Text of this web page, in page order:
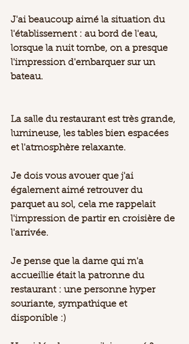
J'ai beaucoup aimé la situation du
l'établissement : au bord de l'eau,
lorsque la nuit tombe, on a presque
l'impression d'embarquer sur un
bateau.
La salle du restaurant est très grande,
lumineuse, les tables bien espacées
et l'atmosphère relaxante.
Je dois vous avouer que j'ai
également aimé retrouver du
parquet au sol, cela me rappelait
l'impression de partir en croisière de
l'arrivée.
Je pense que la dame qui m'a
accueillie était la patronne du
restaurant : une personne hyper
souriante, sympathique et
disponible :)